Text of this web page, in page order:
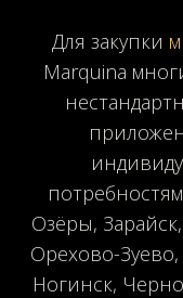
Для закупки
Marquina
Озёры,
Орехово-Зуево,
Ногинск,